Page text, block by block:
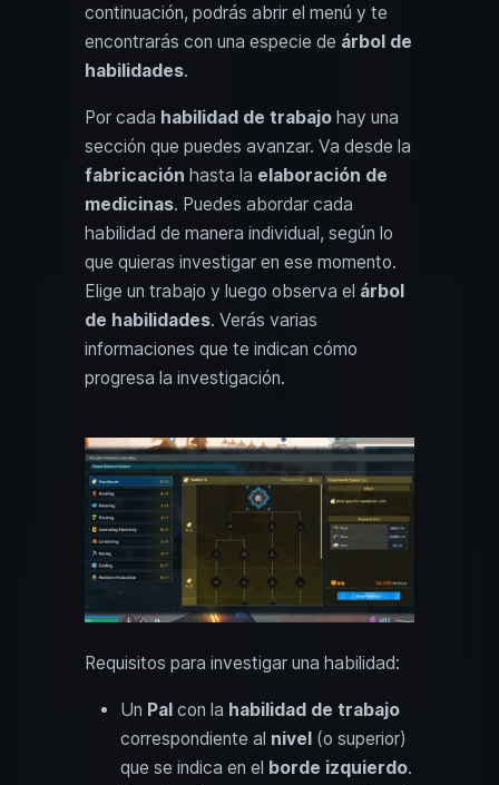
continuación, podrás abrir el menú y te
encontrarás con una especie de árbol de
habilidades.
Por cada habilidad de trabajo hay una
sección que puedes avanzar. Va desde la
fabricación hasta la elaboración de
medicinas. Puedes abordar cada
habilidad de manera individual, según lo
que quieras investigar en ese momento.
Elige un trabajo y luego observa el árbol
de habilidades. Verás varias
informaciones que te indican cómo
progresa la investigación.
Requisitos para investigar una habilidad:
Un Pal con la habilidad de trabajo
correspondiente al nivel (o superior)
que se indica en el borde izquierdo.